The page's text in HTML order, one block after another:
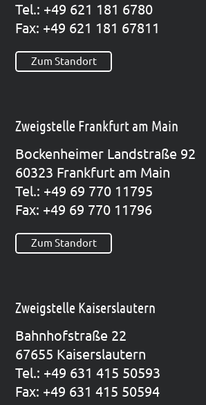
Tel.: +49 621 181 6780
Fax: +49 621 181 67811
Zum Standort
Zweigstelle Frankfurt am Main
Bocken­hei­mer Land­stra­ße 92
60323 Frank­furt am Main
Tel.: +49 69 770 11795
Fax: +49 69 770 11796
Zum Standort
Zweigstelle Kaiserslautern
Bahn­hof­stra­ße 22
67655 Kai­sers­lau­tern
Tel.: +49 631 415 50593
Fax: +49 631 415 50594